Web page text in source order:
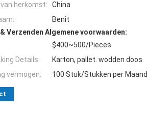
herkomst:
China
Benit
Verzenden Algemene voorwaarden:
$400~500/Pieces
Details:
Karton, pallet. wodden doos
vermogen:
100 Stuk/Stukken per Maand